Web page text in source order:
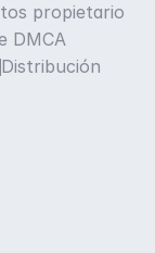
propietario
DMCA
Distribución